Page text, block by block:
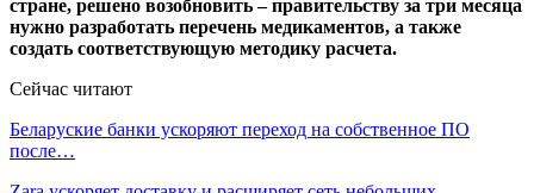
стране, решено возобновить – правительству за три месяца
нужно разработать перечень медикаментов, а также
создать соответствующую методику расчета.
Сейчас читают
Беларуские банки ускоряют переход на собственное ПО
после…